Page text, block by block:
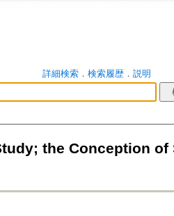
詳細検索． 検索履歴． 説明
the Conception of